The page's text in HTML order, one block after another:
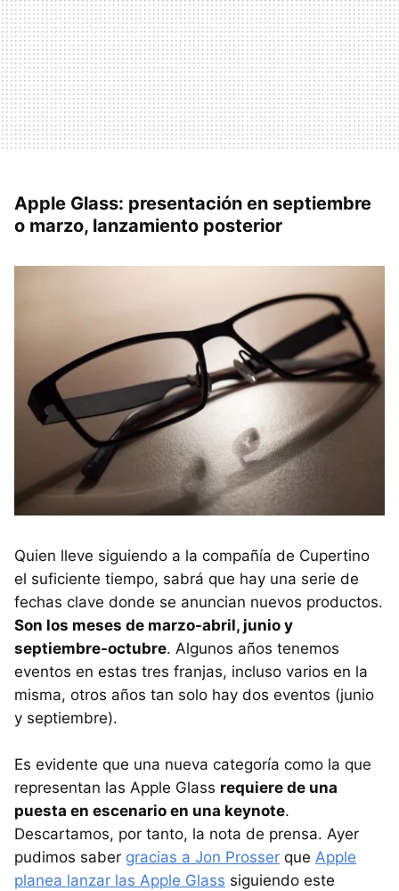
Apple Glass: presentación en septiembre
o marzo, lanzamiento posterior
Quien lleve siguiendo a la compañía de Cupertino
el suficiente tiempo, sabrá que hay una serie de
fechas clave donde se anuncian nuevos productos.
Son los meses de marzo-abril, junio y
septiembre-octubre. Algunos años tenemos
eventos en estas tres franjas, incluso varios en la
misma, otros años tan solo hay dos eventos (junio
y septiembre).
Es evidente que una nueva categoría como la que
representan las Apple Glass requiere de una
puesta en escenario en una keynote.
Descartamos, por tanto, la nota de prensa. Ayer
pudimos saber gracias a Jon Prosser que Apple
planea lanzar las Apple Glass siguiendo este